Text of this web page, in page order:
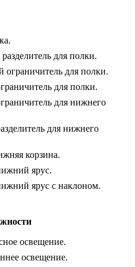
для полки.
ограничитель для полки.
для полки.
для нижнего
для нижнего
корзина.
ярус.
ярус с наклоном.
освещение.
освещение.